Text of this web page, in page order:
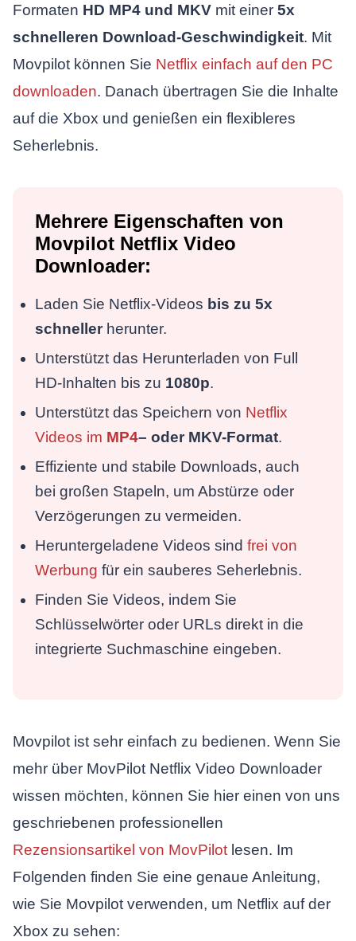
Formaten HD MP4 und MKVmit einer 5x
schnelleren Download-Geschwindigkeit. Mit
Movpilot können Sie Netflix einfach auf den PC
downloaden. Danach übertragen Sie die Inhalte
auf die Xbox und genießen ein flexibleres
Seherlebnis.
Mehrere Eigenschaften von
Movpilot Netflix Video
Downloader:
Laden Sie Netflix-Videos bis zu 5x
schneller herunter.
Unterstützt das Herunterladen von Full
HD-Inhalten bis zu 1080p.
Unterstützt das Speichern von Netflix
Videos im MP4– oder MKV-Format.
Effiziente und stabile Downloads, auch
bei großen Stapeln, um Abstürze oder
Verzögerungen zu vermeiden.
Heruntergeladene Videos sindfrei von
Werbung für ein sauberes Seherlebnis.
Finden Sie Videos, indem Sie
Schlüsselwörter oder URLs direkt in die
integrierte Suchmaschine eingeben.
Movpilot ist sehr einfach zu bedienen. Wenn Sie
mehr über MovPilot Netflix Video Downloader
wissen möchten, können Sie hier einen von uns
geschriebenen professionellen
Rezensionsartikel von MovPilotlesen. Im
Folgenden finden Sie eine genaue Anleitung,
wie Sie Movpilot verwenden, um Netflix auf der
Xbox zu sehen: